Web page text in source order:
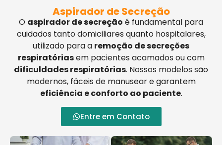
Aspirador de Secreção
O aspirador de secreção é fundamental para
cuidados tanto domiciliares quanto hospitalares,
utilizado para a remoção de secreções
respiratóriasem pacientes acamados ou com
dificuldades respiratórias. Nossos modelos são
modernos, fáceis de manusear e garantem
eficiência e conforto ao paciente.
Entre em Contato